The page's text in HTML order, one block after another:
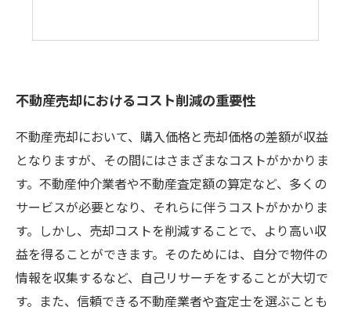
不動産売却におけるコスト削減の重要性
不動産売却において、購入価格と売却価格の差額が収益
となりますが、その間にはさまざまなコストがかかりま
す。不動産仲介業者や不動産査定額の算定など、多くの
サービスが必要となり、それらに伴うコストがかかりま
す。しかし、売却コストを削減することで、より高い収
益を得ることができます。そのためには、自分で物件の
情報を収集するなど、自己リサーチをすることが大切で
す。また、信頼できる不動産業者や査定士を選ぶことも